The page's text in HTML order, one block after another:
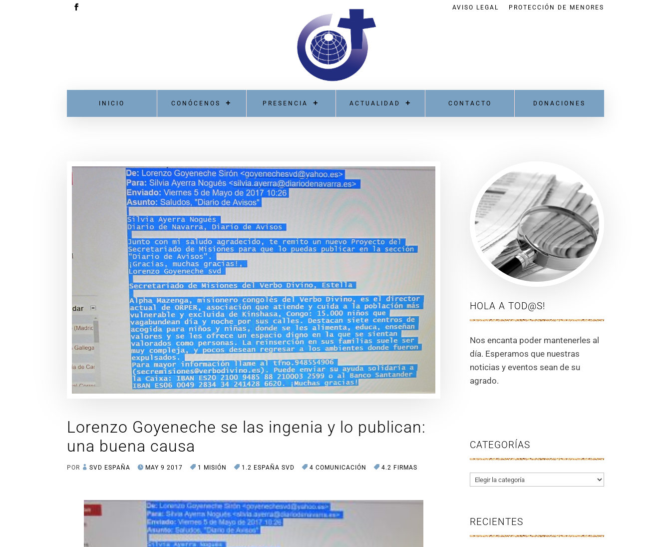
AVISO LEGAL PROTECCIÓN DE MENORES
INICIO CONÓCENOS PRESENCIA ACTUALIDAD CONTACTO DONACIONES
Lorenzo Goyeneche se las ingenia y lo publican:
una buena causa
POR SVD ESPAÑA MAY 9 2017 1 MISIÓN 1.2 ESPAÑA SVD 4 COMUNICACIÓN 4.2 FIRMAS
HOLA A TOD@S!
Nos encanta poder mantenerles al
día. Esperamos que nuestras
noticias y eventos sean de su
agrado.
CATEGORÍAS
Categorías
RECIENTES